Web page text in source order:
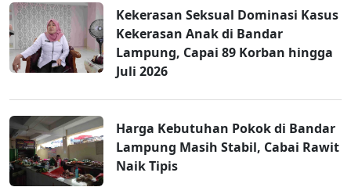
Kekerasan Seksual Dominasi Kasus
Kekerasan Anak di Bandar
Lampung, Capai 89 Korban hingga
Juli 2026
Harga Kebutuhan Pokok di Bandar
Lampung Masih Stabil, Cabai Rawit
Naik Tipis